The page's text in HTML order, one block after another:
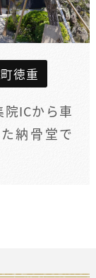
徳重
ICから車
納骨堂で